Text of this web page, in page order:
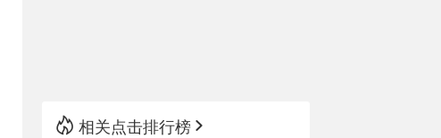
相关点击排行榜